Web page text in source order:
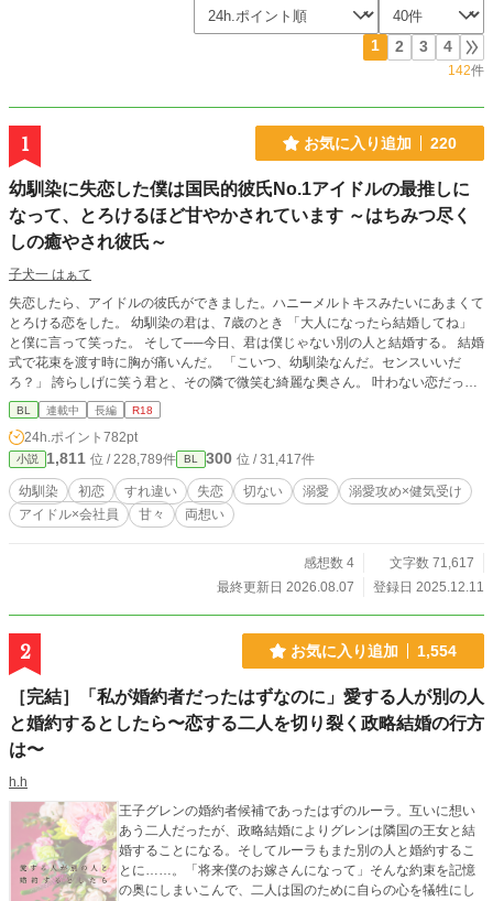
1 2 3 4
142件
1 お気に入り追加 220
幼馴染に失恋した僕は国民的彼氏No.1アイドルの最推しに
なって、とろけるほど甘やかされています ～はちみつ尽く
しの癒やされ彼氏～
子犬一 はぁて
失恋したら、アイドルの彼氏ができました。ハニーメルトキスみたいにあまくて
とろける恋をした。 幼馴染の君は、7歳のとき 「大人になったら結婚してね」
と僕に言って笑った。 そして──今日、君は僕じゃない別の人と結婚する。 結婚
式で花束を渡す時に胸が痛いんだ。 「こいつ、幼馴染なんだ。センスいいだ
ろ？」 誇らしげに笑う君と、その隣で微笑む綺麗な奥さん。 叶わない恋だって
わかってる。 それでも、氷砂糖みたいに君との甘い思い出を、僕だけの宝箱に
しまって生きていく。 君の幸せを願うことだけが、僕にできる最後の恋だか
ら。 そう思って、失恋の悲しみを猫カフェで埋めていたある日のこと。 僕
は“彼“に出逢った。 その人は僕に愛を教えてくれる人でした。 はちみつみたい
に甘くてやさしくてとろける恋。ハニーメルトキスって言葉が似合う人。 そし
て僕はどうやら彼の最推しになってしまったらしいんです。 けれど、彼の生き
方は僕とはまるで正反対で──。 『国民的彼氏No.1』カリスマアイドル×失恋
ございます♡♡ わたしの押し間違いで、ネタバレあり表示になってしまいまし
た。 変更ができないようなので、こちらでお知らせさせていただきます(*^^*) ご
(旧) 昔「結婚しよう」と言ってくれた幼馴染は今日、僕以外の人と結婚する
BL 連載中 長編 R18
24h.ポイント 782pt
小説 1,811 位 / 228,789件 BL 300 位 / 31,417件
幼馴染 初恋 すれ違い 失恋 切ない 溺愛
溺愛攻め×健気受け
アイドル×会社員
甘々 両想い
感想数 4
文字数 71,617
最終更新日 2026.08.07
登録日 2025.12.11
2 お気に入り追加 1,554
［完結］「私が婚約者だったはずなのに」愛する人が別の人
と婚約するとしたら〜恋する二人を切り裂く政略結婚の行方
は〜
h.h
王子グレンの婚約者候補であったはずのルーラ。互いに想い
あう二人だったが、政略結婚によりグレンは隣国の王女と結
婚することになる。そしてルーラもまた別の人と婚約するこ
とに……。「将来僕のお嫁さんになって」そんな約束を記憶
の奥にしまいこんで、二人は国のために自らの心を犠牲にし